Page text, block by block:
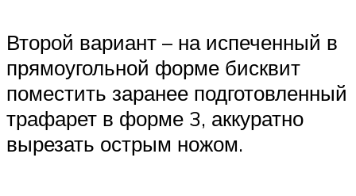
Второй вариант – на испеченный в
прямоугольной форме бисквит
поместить заранее подготовленный
трафарет в форме 3, аккуратно
вырезать острым ножом.